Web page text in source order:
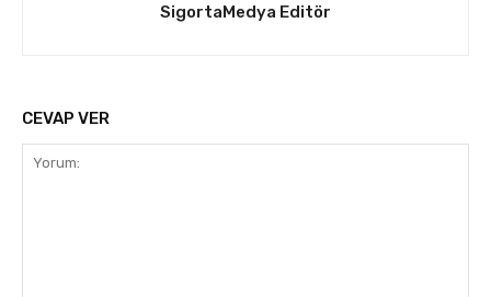
SigortaMedya Editör
CEVAP VER